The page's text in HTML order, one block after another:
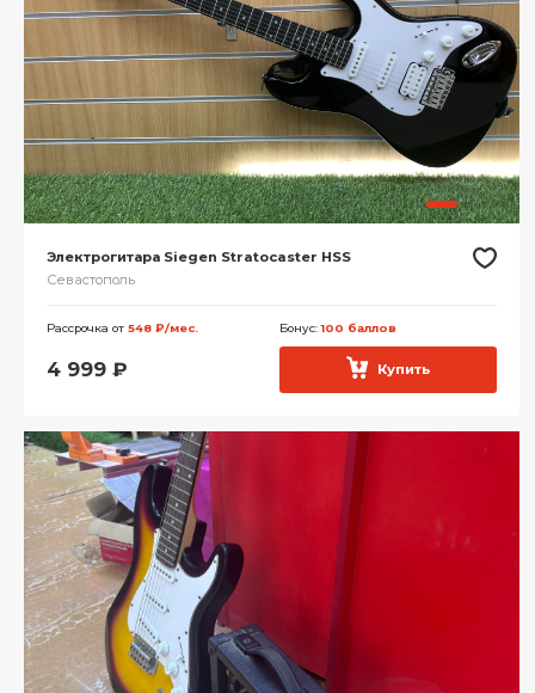
Электрогитара Siegen Stratocaster HSS
Севастополь
Рассрочка от 548 ₽/мес. Бонус:100 баллов
4 999 ₽ Купить